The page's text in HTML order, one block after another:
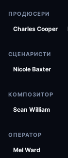
ПРОДЮСЕРИ
Charles Cooper
СЦЕНАРИСТИ
Nicole Baxter
КОМПОЗИТОР
Sean William
ОПЕРАТОР
Mel Ward